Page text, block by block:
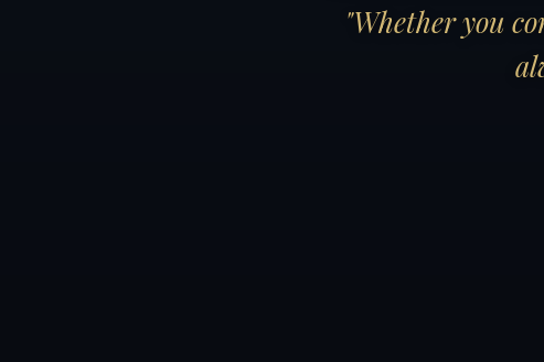
"Whether you